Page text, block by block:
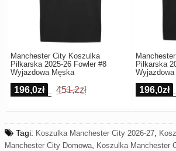
Manchester City Koszulka
Piłkarska 2025-26 Fowler #8
Wyjazdowa Męska
196,0zł 451,2zł
Piłkarska
196,0zł
Tagi: Koszulka Manchester City 2026-27,
Manchester City Domowa, Koszulka Manchester